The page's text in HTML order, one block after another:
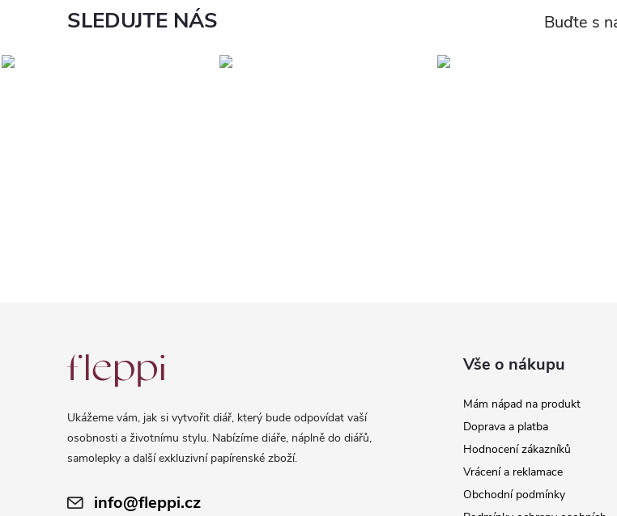
SLEDUJTE NÁS Buďte s
Ukážeme vám, jak si vytvořit diář, který bude odpovídat vaší
osobnosti a životnímu stylu. Nabízíme diáře, náplně do diářů,
samolepky a další exkluzivní papírenské zboží.
info@fleppi.cz
Vše o nákupu
Mám nápad na produkt
Doprava a platba
Hodnocení zákazníků
Vrácení a reklamace
Obchodní podmínky